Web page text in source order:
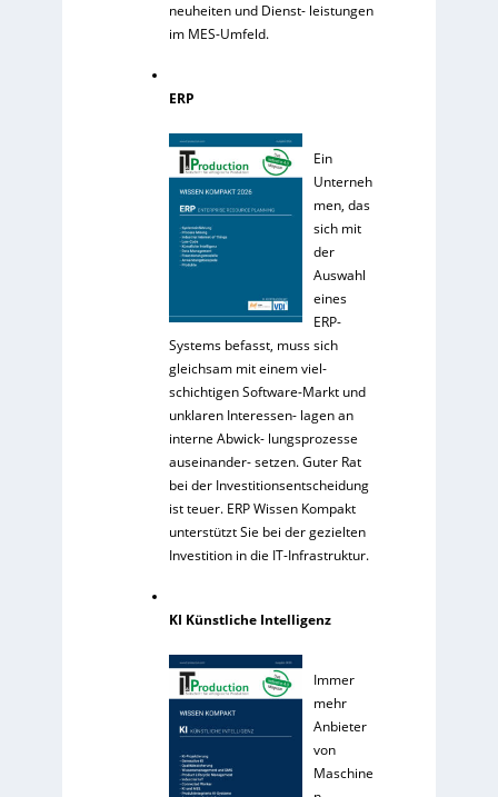
neuheiten und Dienst- leistungen
im MES-Umfeld.
ERP
Ein
Unterneh
men, das
sich mit
der
Auswahl
eines
ERP-
Systems befasst, muss sich
gleichsam mit einem viel-
schichtigen Software-Markt und
unklaren Interessen- lagen an
interne Abwick- lungsprozesse
auseinander- setzen. Guter Rat
bei der Investitionsentscheidung
ist teuer. ERP Wissen Kompakt
unterstützt Sie bei der gezielten
Investition in die IT-Infrastruktur.
KI Künstliche Intelligenz
Immer
mehr
Anbieter
von
Maschine